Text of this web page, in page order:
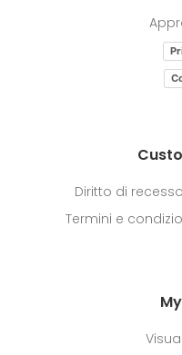
Diritto di recesso
Termini e